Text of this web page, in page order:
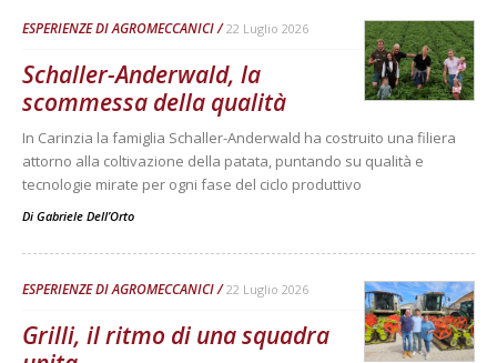
ESPERIENZE DI AGROMECCANICI 22 Luglio 2026
Schaller-Anderwald, la
scommessa della qualità
In Carinzia la famiglia Schaller-Anderwald ha costruito una filiera
attorno alla coltivazione della patata, puntando su qualità e
tecnologie mirate per ogni fase del ciclo produttivo
Di Gabriele Dell’Orto
ESPERIENZE DI AGROMECCANICI 22 Luglio 2026
Grilli, il ritmo di una squadra